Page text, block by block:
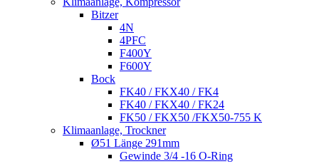
Bitzer
4N
4PFC
F400Y
F600Y
Bock
FK40 / FKX40 / FK4
FK40 / FKX40 / FK24
FK50 / FKX50 /FKX50-755 K
Klimaanlage, Trockner
Ø51 Länge 291mm
Gewinde 3/4 -16 O-Ring